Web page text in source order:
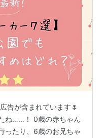
告が含まれています🌷
ね……！ 0歳の赤ちゃん
ったり、6歳のお兄ちゃ